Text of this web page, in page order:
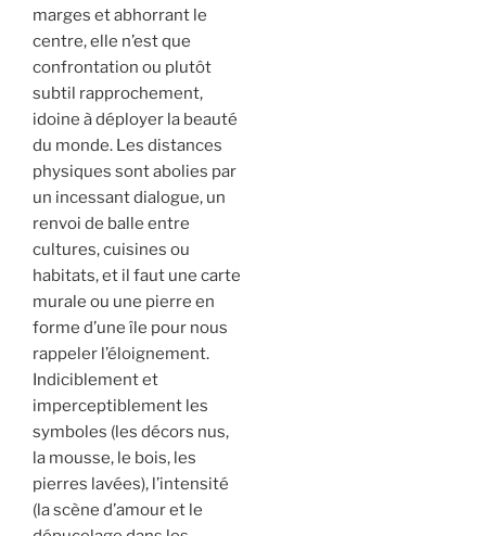
marges et abhorrant le
centre, elle n’est que
confrontation ou plutôt
subtil rapprochement,
idoine à déployer la beauté
du monde. Les distances
physiques sont abolies par
un incessant dialogue, un
renvoi de balle entre
cultures, cuisines ou
habitats, et il faut une carte
murale ou une pierre en
forme d’une île pour nous
rappeler l’éloignement.
Indiciblement et
imperceptiblement les
symboles (les décors nus,
la mousse, le bois, les
pierres lavées), l’intensité
(la scène d’amour et le